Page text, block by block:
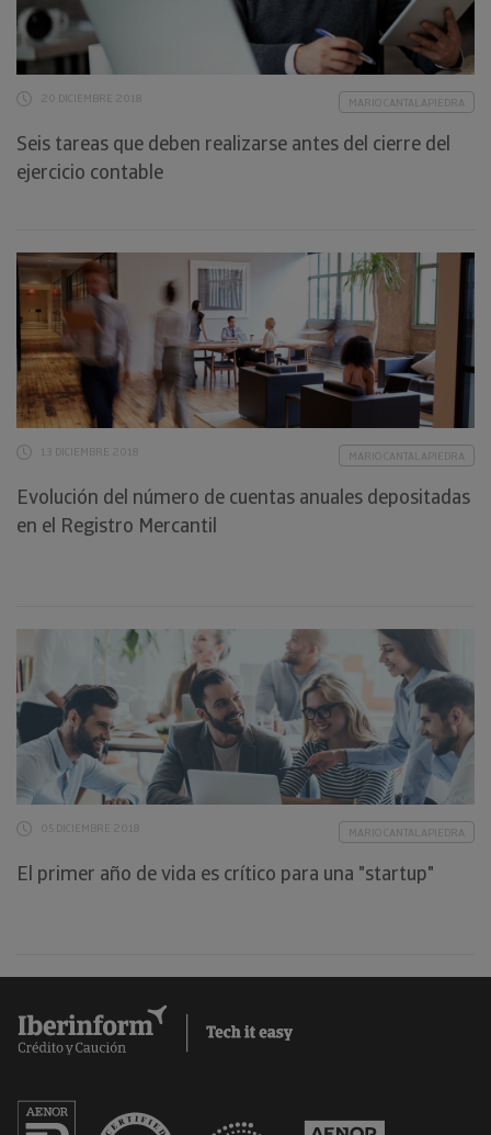
20 DICIEMBRE 2018 MARIO CANTALAPIEDRA
Seis tareas que deben realizarse antes del cierre del
ejercicio contable
13 DICIEMBRE 2018 MARIO CANTALAPIEDRA
Evolución del número de cuentas anuales depositadas
en el Registro Mercantil
05 DICIEMBRE 2018 MARIO CANTALAPIEDRA
El primer año de vida es crítico para una "startup"